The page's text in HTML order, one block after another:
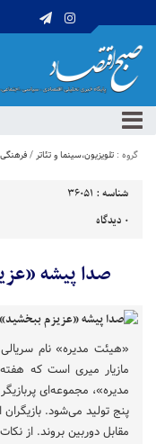
گروه : تلویزیون،سینما و تئاتر/فرهنگی
شناسه : 36051
0 دیدگاه
صدا پیشه
«هیئت مدیره» نام
مازیار میری است که
مدیره»، مجموعه‌ای
پنج تولید می‌شود.
مقابل دوربین بروند. از